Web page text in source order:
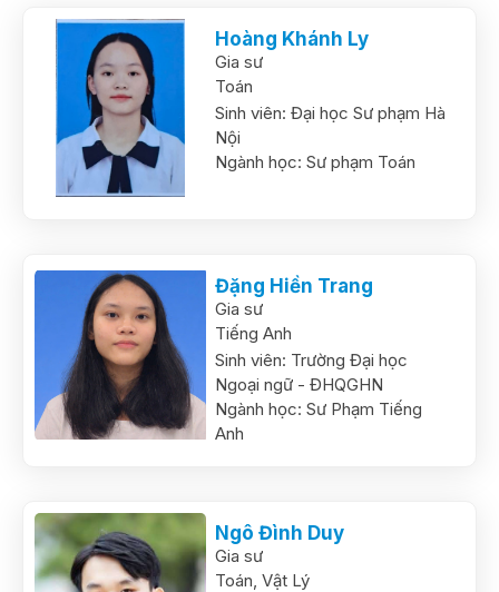
Hoàng Khánh Ly
Gia sư
Toán
Sinh viên: Đại học Sư phạm Hà
Nội
Ngành học: Sư phạm Toán
Đặng Hiền Trang
Gia sư
Tiếng Anh
Sinh viên: Trường Đại học
Ngoại ngữ - ĐHQGHN
Ngành học: Sư Phạm Tiếng
Anh
Ngô Đình Duy
Gia sư
Toán,Vật Lý